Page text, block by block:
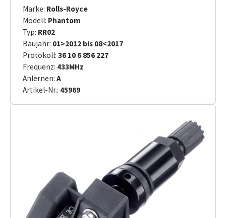
Marke: Rolls-Royce
Modell: Phantom
Typ: RR02
Baujahr: 01>2012 bis 08<2017
Protokoll: 36 10 6 856 227
Frequenz: 433MHz
Anlernen: A
Artikel-Nr.: 45969